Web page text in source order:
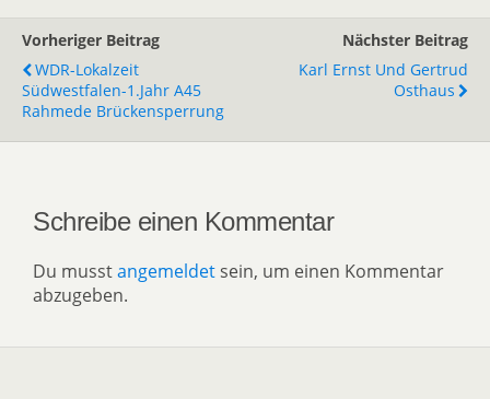
Vorheriger Beitrag
WDR-Lokalzeit
Südwestfalen-1.Jahr A45
Rahmede Brückensperrung
Nächster Beitrag
Karl Ernst Und Gertrud
Osthaus
Schreibe einen Kommentar
Du musstangemeldet sein, um einen Kommentar
abzugeben.